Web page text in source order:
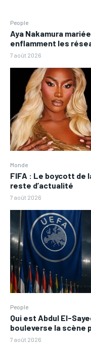
People
Aya Nakamura
enflamment les
7 août 2026
Monde
FIFA : Le boycott de
reste d’actualité
7 août 2026
People
Qui est Abdul El-
bouleverse la scène
7 août 2026